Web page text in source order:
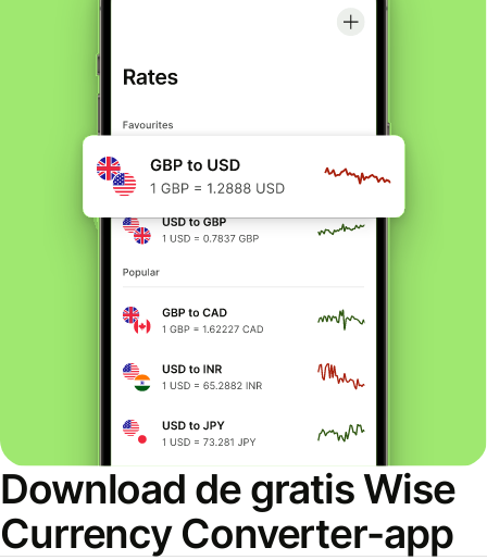
Download de gratis Wise
Currency Converter-app